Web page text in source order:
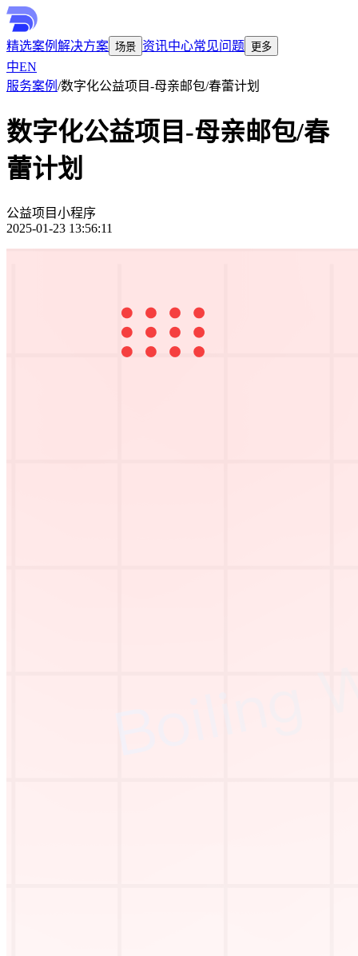
精选案例 解决方案 场景 资讯中心常见问题 更多
中EN
服务案例 /数字化公益项目-母亲邮包/春蕾计划
数字化公益项目-母亲邮包/春
蕾计划
公益项目小程序
2025-01-23 13:56:11